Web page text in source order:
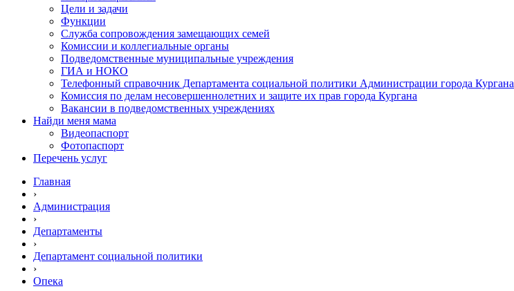
Цели и задачи
Функции
Служба сопровождения замещающих семей
Комиссии и коллегиальные органы
Подведомственные муниципальные учреждения
ГИА и НОКО
Телефонный справочник Департамента социальной политики Администрации города Кургана
Комиссия по делам несовершеннолетних и защите их прав города Кургана
Вакансии в подведомственных учреждениях
Найди меня мама
Видеопаспорт
Фотопаспорт
Перечень услуг
Главная
›
Администрация
›
Департаменты
›
Департамент социальной политики
›
Опека